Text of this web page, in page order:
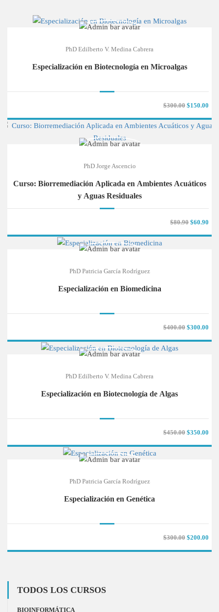
PhD Edilberto V. Medina Cabrera
Especialización en Biotecnología en Microalgas
$300.00 $150.00
PhD Jorge Ascencio
Curso: Biorremediación Aplicada en Ambientes Acuáticos
y Aguas Residuales
$80.90 $60.90
PhD Patricia García Rodríguez
Especialización en Biomedicina
$400.00 $300.00
PhD Edilberto V. Medina Cabrera
Especialización en Biotecnología de Algas
$450.00 $350.00
PhD Patricia García Rodríguez
Especialización en Genética
$300.00 $200.00
TODOS LOS CURSOS
BIOINFORMÁTICA